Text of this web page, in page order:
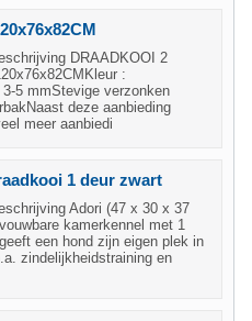
DRAADKOOI 2
:
5 mmStevige verzonken
deze aanbieding
meer aanbiedi
1 deur zwart
Adori (47 x 30 x 37
kamerkennel met 1
een hond zijn eigen plek in
zindelijkheidstraining en